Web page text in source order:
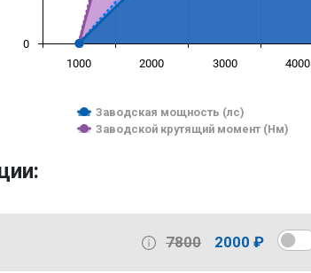
Заводская мощность (лс)
Заводской крутящий момент (Нм)
1000 2000 3000 4000
0
7800 2000 ₽